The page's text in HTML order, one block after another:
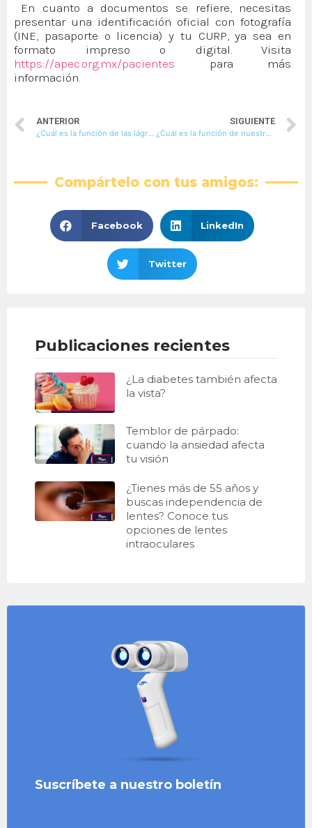
En cuanto a documentos se refiere, necesitas
presentar una identificación oficial con fotografía
(INE, pasaporte o licencia) y tu CURP, ya sea en
formato impreso o digital. Visita
https://apec.org.mx/pacientes para más
información.
ANTERIOR
¿Cuál es la función de las lágrimas?
SIGUIENTE
¿Cuál es la función de nuestras pestañas?
Compártelo con tus amigos:
Facebook LinkedIn
Twitter
Publicaciones recientes
¿La diabetes también afecta
la vista?
Temblor de párpado:
cuando la ansiedad afecta
tu visión
¿Tienes más de 55 años y
buscas independencia de
lentes? Conoce tus
opciones de lentes
intraoculares
Suscríbete a nuestro boletín